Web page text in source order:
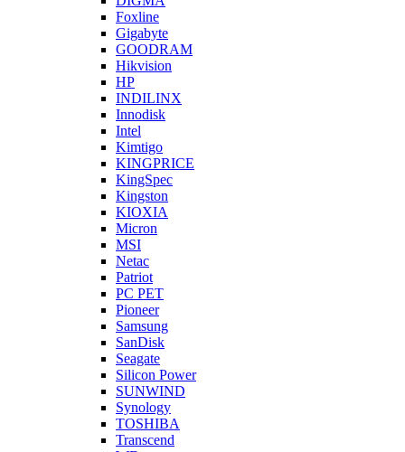
Foxline
Gigabyte
GOODRAM
Hikvision
HP
INDILINX
Innodisk
Intel
Kimtigo
KINGPRICE
KingSpec
Kingston
KIOXIA
Micron
MSI
Netac
Patriot
PC PET
Pioneer
Samsung
SanDisk
Seagate
Silicon Power
SUNWIND
Synology
TOSHIBA
Transcend